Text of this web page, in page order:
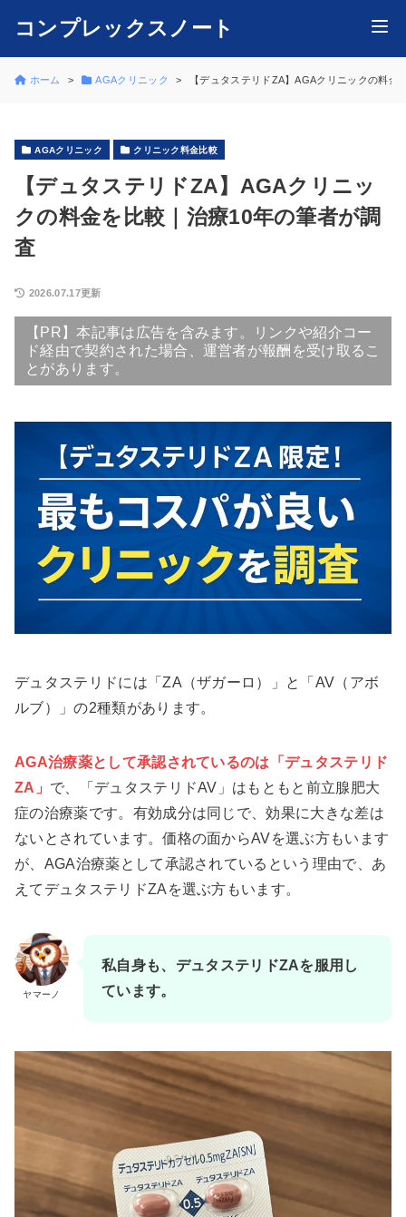
コンプレックスノート
ホーム AGAクリニック 【デュタステリドZA】AGAクリニックの料金
AGAクリニック クリニック料金比較
【デュタステリドZA】AGAクリニッ
クの料金を比較｜治療10年の筆者が調
査
2026.07.17更新
【PR】本記事は広告を含みます。リンクや紹介コー
ド経由で契約された場合、運営者が報酬を受け取るこ
とがあります。
デュタステリドには「ZA（ザガーロ）」と「AV（アボ
ルブ）」の2種類があります。
AGA治療薬として承認されているのは「デュタステリド
ZA」 で、「デュタステリドAV」はもともと前立腺肥大
症の治療薬です。有効成分は同じで、効果に大きな差は
ないとされています。価格の面からAVを選ぶ方もいます
が、AGA治療薬として承認されているという理由で、あ
えてデュタステリドZAを選ぶ方もいます。
ヤマーノ
私自身も、デュタステリドZAを服用し
ています。